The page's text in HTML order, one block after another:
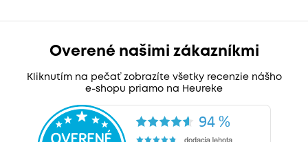
Overené našimi zákazníkmi
Kliknutím na pečať zobrazíte všetky recenzie nášho
e-shopu priamo na Heureke